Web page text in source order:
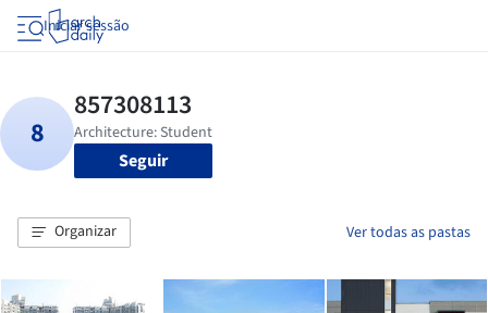
Iniciar sessão
Seguir
Organizar Ver todas as pastas